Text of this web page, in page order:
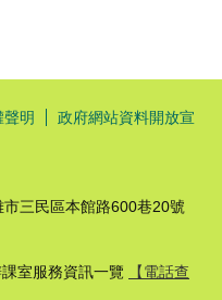
明
政府網站資料開放宣
三民區本館路600巷20號
室服務資訊一覽
【電話查